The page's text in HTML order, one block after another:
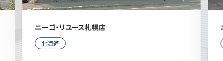
ニーゴ・リユース札幌店
北海道